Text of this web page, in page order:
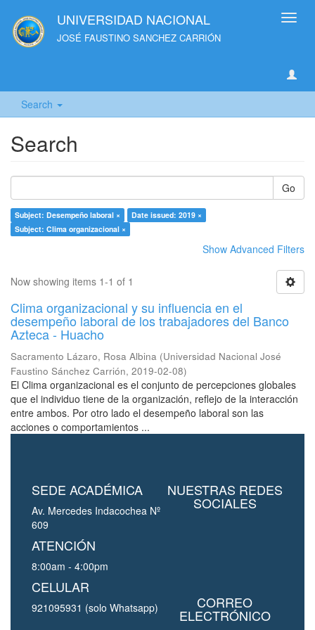
UNIVERSIDAD NACIONAL
JOSÉ FAUSTINO SANCHEZ CARRIÓN
Search
Search
Go
Subject: Desempeño laboral ×
Date issued: 2019 ×
Subject: Clima organizacional ×
Show Advanced Filters
Now showing items 1-1 of 1
Clima organizacional y su influencia en el
desempeño laboral de los trabajadores del Banco
Azteca - Huacho
Sacramento Lázaro, Rosa Albina (Universidad Nacional José
Faustino Sánchez Carrión, 2019-02-08)
El Clima organizacional es el conjunto de percepciones globales
que el individuo tiene de la organización, reflejo de la interacción
entre ambos. Por otro lado el desempeño laboral son las
acciones o comportamientos ...
SEDE ACADÉMICA
Av. Mercedes Indacochea Nº
609
ATENCIÓN
8:00am - 4:00pm
CELULAR
921095931 (solo Whatsapp)
NUESTRAS REDES
SOCIALES
CORREO
ELECTRÓNICO